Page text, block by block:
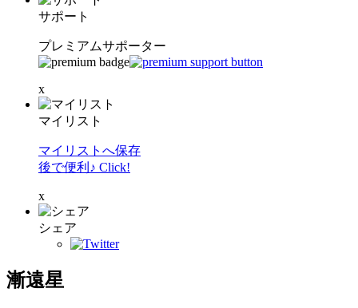
サポート
プレミアムサポーター
x
マイリスト
マイリストへ保存
後で便利♪ Click!
x
シェア
漸遠星